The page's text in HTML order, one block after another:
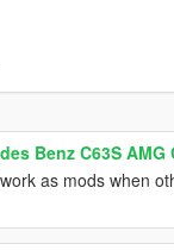
Benz C63S
as mods when